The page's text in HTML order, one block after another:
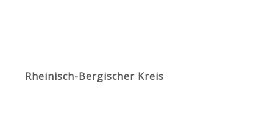
Rheinisch-Bergischer Kreis